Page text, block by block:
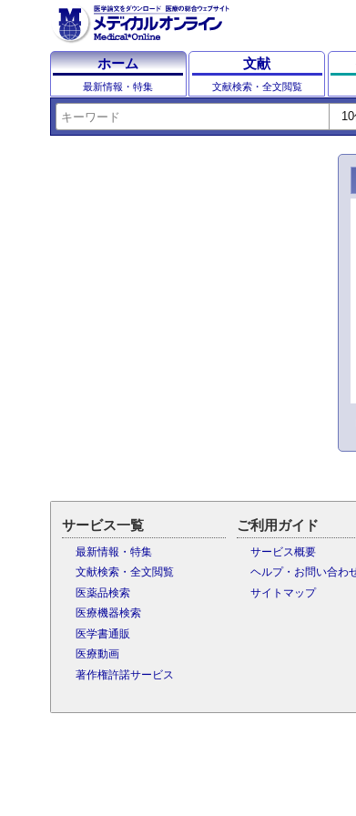
ホーム
最新情報・特集
文献
文献検索・全文閲覧
サービス一覧
最新情報・特集
文献検索・全文閲覧
医薬品検索
医療機器検索
医学書通販
医療動画
著作権許諾サービス
ご利用ガイド
サービス概要
ヘルプ・お問い合わ
サイトマップ